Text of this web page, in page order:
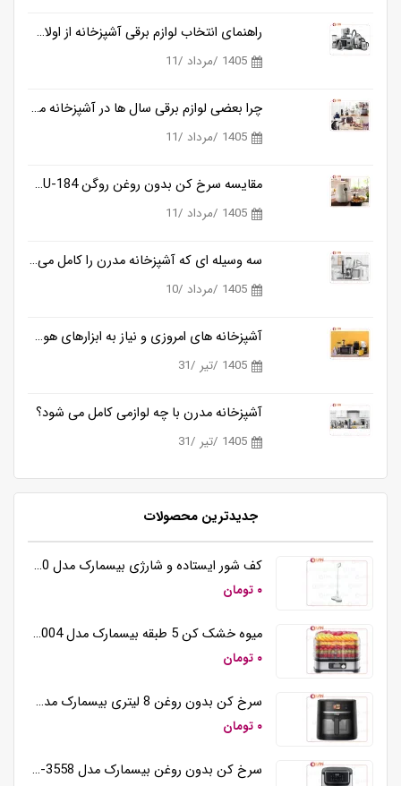
راهنمای انتخاب لوازم برقی آشپزخانه از اولان کالا
1405 /مرداد /11
چرا بعضی لوازم برقی سال ها در آشپزخانه می مانند و بعضی دیگر خیلی زود کنار گذاشته می شوند؟
1405 /مرداد /11
مقایسه سرخ کن بدون روغن روگن RU-184 و کوزانو KF818
1405 /مرداد /11
سه وسیله ای که آشپزخانه مدرن را کامل می کنند
1405 /مرداد /10
آشپزخانه های امروزی و نیاز به ابزارهای هوشمندتر
1405 /تیر /31
آشپزخانه مدرن با چه لوازمی کامل می شود؟
1405 /تیر /31
جدیدترین محصولات
کف شور ایستاده و شارژی بیسمارک مدل BM5510
۰ تومان
میوه خشک کن 5 طبقه بیسمارک مدل BM3004
۰ تومان
سرخ کن بدون روغن 8 لیتری بیسمارک مدل BM3570
۰ تومان
سرخ کن بدون روغن بیسمارک مدل BM-3558